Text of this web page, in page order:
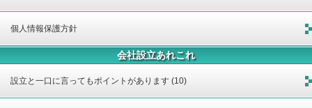
個人情報保護方針
会社設立あれこれ
設立と一口に言ってもポイントがあります (10)